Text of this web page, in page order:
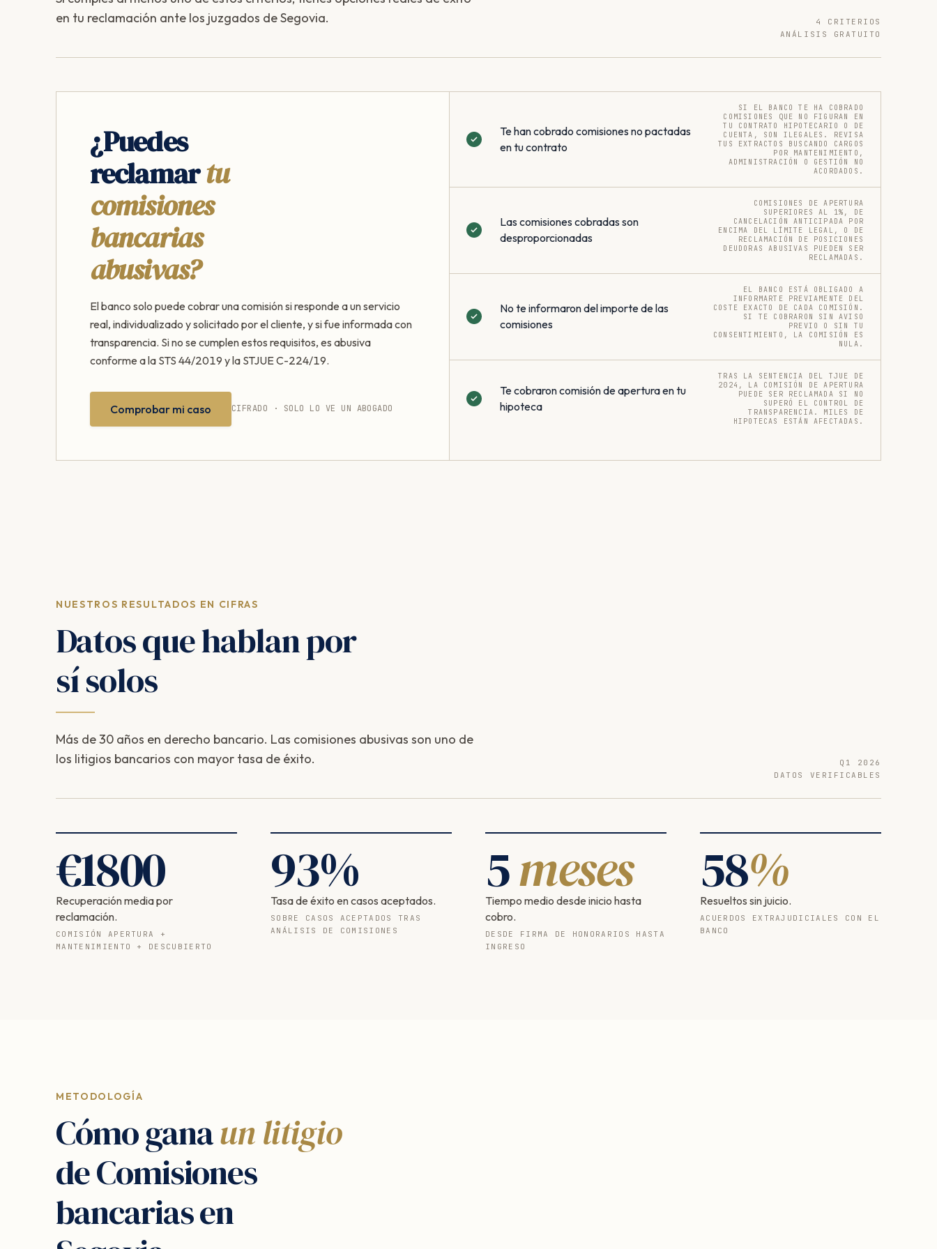
en tu reclamación ante los juzgados de Segovia.
4 CRITERIOS
ANÁLISIS GRATUITO
¿Puedes
reclamartu
comisiones
bancarias
abusivas?
El banco solo puede cobrar una comisión si responde a un servicio
real, individualizado y solicitado por el cliente, y si fue informada con
transparencia. Si no se cumplen estos requisitos, es abusiva
conforme a la STS 44/2019 y la STJUE C-224/19.
Comprobar mi caso CIFRADO · SOLO LO VE UN ABOGADO
Te han cobrado comisiones no pactadas
en tu contrato
SI EL BANCO TE HA COBRADO
COMISIONES QUE NO FIGURAN EN
TU CONTRATO HIPOTECARIO O DE
CUENTA, SON ILEGALES. REVISA
TUS EXTRACTOS BUSCANDO CARGOS
POR MANTENIMIENTO,
ADMINISTRACIÓN O GESTIÓN NO
ACORDADOS.
Las comisiones cobradas son
desproporcionadas
COMISIONES DE APERTURA
SUPERIORES AL 1%, DE
CANCELACIÓN ANTICIPADA POR
ENCIMA DEL LÍMITE LEGAL, O DE
RECLAMACIÓN DE POSICIONES
DEUDORAS ABUSIVAS PUEDEN SER
RECLAMADAS.
No te informaron del importe de las
comisiones
EL BANCO ESTÁ OBLIGADO A
INFORMARTE PREVIAMENTE DEL
COSTE EXACTO DE CADA COMISIÓN.
SI TE COBRARON SIN AVISO
PREVIO O SIN TU
CONSENTIMIENTO, LA COMISIÓN ES
NULA.
Te cobraron comisión de apertura en tu
hipoteca
TRAS LA SENTENCIA DEL TJUE DE
2024, LA COMISIÓN DE APERTURA
PUEDE SER RECLAMADA SI NO
SUPERÓ EL CONTROL DE
TRANSPARENCIA. MILES DE
HIPOTECAS ESTÁN AFECTADAS.
NUESTROS RESULTADOS EN CIFRAS
Datos que hablan por
sí solos
Más de 30 años en derecho bancario. Las comisiones abusivas son uno de
los litigios bancarios con mayor tasa de éxito.
Q1 2026
DATOS VERIFICABLES
€1800
Recuperación media por
reclamación.
COMISIÓN APERTURA +
MANTENIMIENTO + DESCUBIERTO
93%
Tasa de éxito en casos aceptados.
SOBRE CASOS ACEPTADOS TRAS
ANÁLISIS DE COMISIONES
5meses
Tiempo medio desde inicio hasta
cobro.
DESDE FIRMA DE HONORARIOS HASTA
INGRESO
58%
Resueltos sin juicio.
ACUERDOS EXTRAJUDICIALES CON EL
BANCO
METODOLOGÍA
Cómo ganaun litigio
de Comisiones
bancarias en